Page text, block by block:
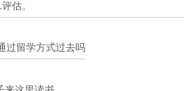
估。
过留学方式过去吗